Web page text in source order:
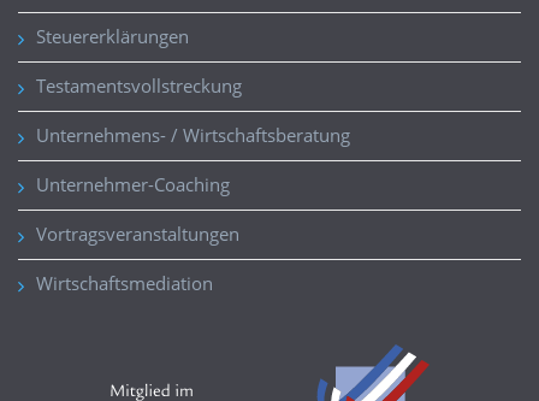
Steuererklärungen
Testamentsvollstreckung
Unternehmens- / Wirtschaftsberatung
Unternehmer-Coaching
Vortragsveranstaltungen
Wirtschaftsmediation